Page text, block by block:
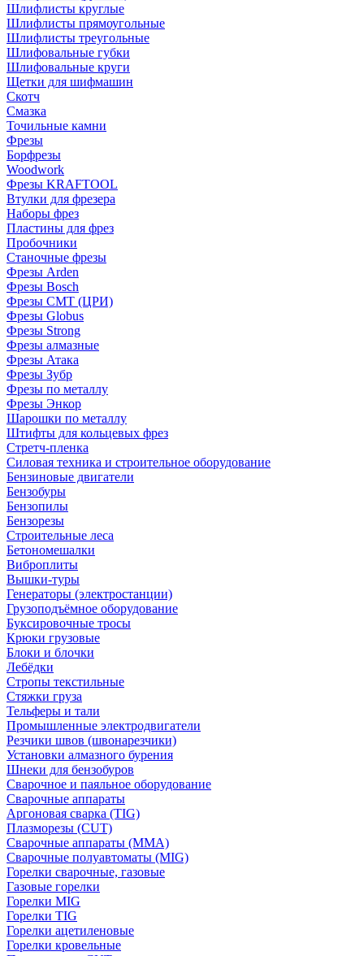
Шлифлисты круглые
Шлифлисты прямоугольные
Шлифлисты треугольные
Шлифовальные губки
Шлифовальные круги
Щетки для шифмашин
Скотч
Смазка
Точильные камни
Фрезы
Борфрезы
Woodwork
Фрезы KRAFTOOL
Втулки для фрезера
Наборы фрез
Пластины для фрез
Пробочники
Станочные фрезы
Фрезы Arden
Фрезы Bosch
Фрезы CMT (ЦРИ)
Фрезы Globus
Фрезы Strong
Фрезы алмазные
Фрезы Атака
Фрезы Зубр
Фрезы по металлу
Фрезы Энкор
Шарошки по металлу
Штифты для кольцевых фрез
Стретч-пленка
Силовая техника и строительное оборудование
Бензиновые двигатели
Бензобуры
Бензопилы
Бензорезы
Строительные леса
Бетономешалки
Виброплиты
Вышки-туры
Генераторы (электростанции)
Грузоподъёмное оборудование
Буксировочные тросы
Крюки грузовые
Блоки и блочки
Лебёдки
Стропы текстильные
Стяжки груза
Тельферы и тали
Промышленные электродвигатели
Резчики швов (швонарезчики)
Установки алмазного бурения
Шнеки для бензобуров
Сварочное и паяльное оборудование
Сварочные аппараты
Аргоновая сварка (TIG)
Плазморезы (CUT)
Сварочные аппараты (MMA)
Сварочные полуавтоматы (MIG)
Горелки сварочные, газовые
Газовые горелки
Горелки MIG
Горелки TIG
Горелки ацетиленовые
Горелки кровельные